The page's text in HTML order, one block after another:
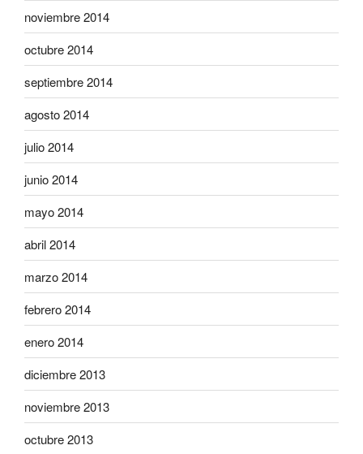
noviembre 2014
octubre 2014
septiembre 2014
agosto 2014
julio 2014
junio 2014
mayo 2014
abril 2014
marzo 2014
febrero 2014
enero 2014
diciembre 2013
noviembre 2013
octubre 2013